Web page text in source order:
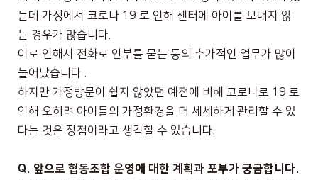
는데 가정에서 코로나 19 로 인해 센터에 아이를 보내지 않
는 경우가 많습니다
이로 인해서 전화로 안부를 묻는 등의 추가적인 업무가 많이
늘어났습니다
하지만 가정방문이 쉽지 않았던 예전에 비해 코로나로 19 로
인해 오히려 아이들의 가정환경을 더 세세하게 관리할 수 있
다는 것은 장점이라고 생각할 수 있습니다
Q. 앞으로 협동조합 운영에 대한 계획과 포부가 궁금합니다.